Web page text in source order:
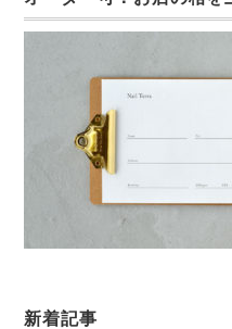
新着記事